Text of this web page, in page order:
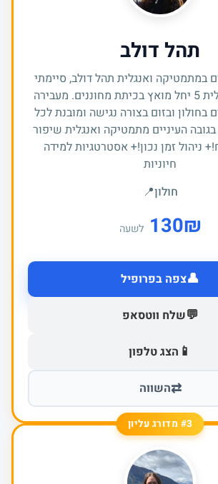
תהל דולב
במתמטיקה ואנגלית תהל דולב, סיימתי
מתמטיקה ואנגלית 5 יחל מואץ בכיתת מחוננים. מעבירה
בחולון ובזום בצורה נגישה ומובנת לכל
העיניים מתמטיקה ואנגלית שיפור
ניהול זמן נכון!+ אסטרטגיות למידה
חיוניות
חולון📍
₪
130 לשעה
👤צפה בפרופיל
💬שלח ווטסאפ
📱 הצג טלפון
⇄השווה
#3 מדורג עליון